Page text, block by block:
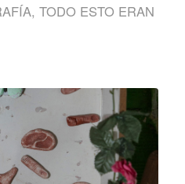
, TODO ESTO ERAN